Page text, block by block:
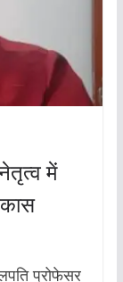
में
प्रोफेसर